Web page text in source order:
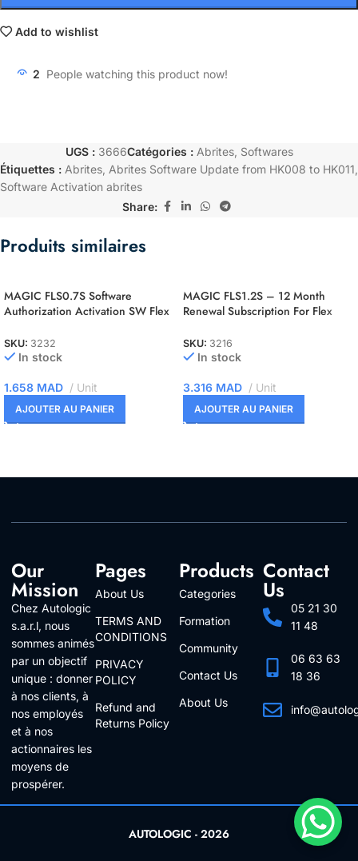
Add to wishlist
2 People watching this product now!
UGS : 3666Catégories : Abrites, Softwares
Étiquettes : Abrites Abrites Software Update from HK008 to HK011
Software Activation abrites
Share:
Produits similaires
MAGIC FLS0.7S Software
Authorization Activation SW Flex
SKU: 3232
In stock
1.658 MAD Unit
AJOUTER AU PANIER
MAGIC FLS1.2S – 12 Month
Renewal Subscription For Flex
SKU: 3216
In stock
3.316 MAD Unit
AJOUTER AU PANIER
Our
Mission
Chez Autologic
s.a.r.l, nous
sommes animés
par un objectif
unique : donner
à nos clients, à
nos employés
et à nos
actionnaires les
moyens de
prospérer.
Pages
About Us
TERMS AND
CONDITIONS
PRIVACY
POLICY
Refund and
Returns Policy
Products
Categories
Formation
Community
Contact Us
About Us
Contact
Us
05 21 30
11 48
06 63 63
18 36
AUTOLOGIC - 2026